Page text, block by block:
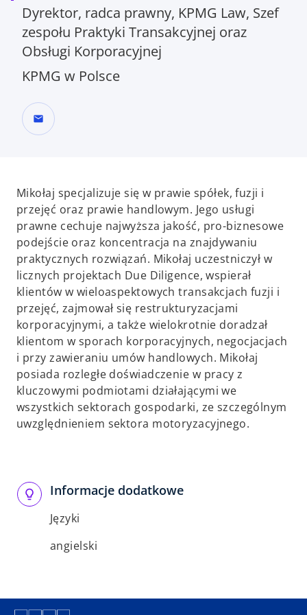
Dyrektor, radca prawny, KPMG Law, Szef
zespołu Praktyki Transakcyjnej oraz
Obsługi Korporacyjnej
KPMG w Polsce
mail
Mikołaj specjalizuje się w prawie spółek, fuzji i
przejęć oraz prawie handlowym. Jego usługi
prawne cechuje najwyższa jakość, pro-biznesowe
podejście oraz koncentracja na znajdywaniu
praktycznych rozwiązań. Mikołaj uczestniczył w
licznych projektach Due Diligence, wspierał
klientów w wieloaspektowych transakcjach fuzji i
przejęć, zajmował się restrukturyzacjami
korporacyjnymi, a także wielokrotnie doradzał
klientom w sporach korporacyjnych, negocjacjach
i przy zawieraniu umów handlowych. Mikołaj
posiada rozległe doświadczenie w pracy z
kluczowymi podmiotami działającymi we
wszystkich sektorach gospodarki, ze szczególnym
uwzględnieniem sektora motoryzacyjnego.
Informacje dodatkowe
Języki
angielski